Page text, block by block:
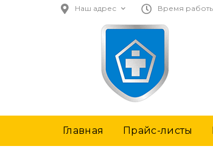
Наш адрес Время
Главная Прайс-листы